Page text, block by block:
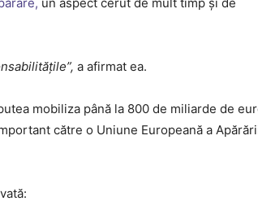
a afirmat ea.
mobiliza până la 800 de miliarde de
către o Uniune Europeană a